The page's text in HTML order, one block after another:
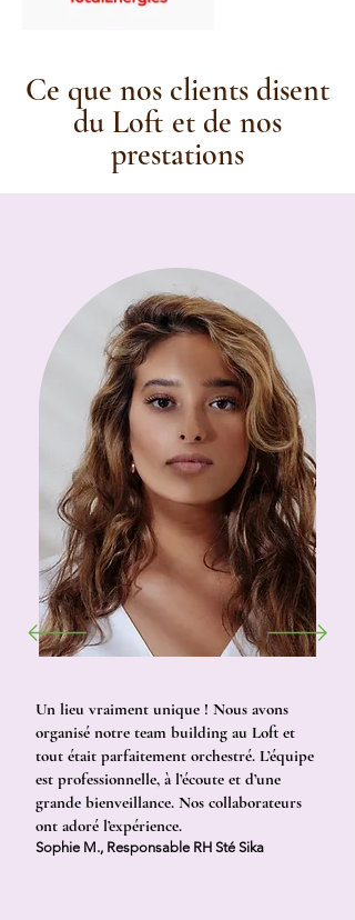
Ce que nos clients disent
du Loft et de nos
prestations
Un lieu vraiment unique ! Nous avons
organisé notre team building au Loft et
tout était parfaitement orchestré. L’équipe
est professionnelle, à l’écoute et d’une
grande bienveillance. Nos collaborateurs
ont adoré l’expérience.
Sophie M., Responsable RH Sté Sika